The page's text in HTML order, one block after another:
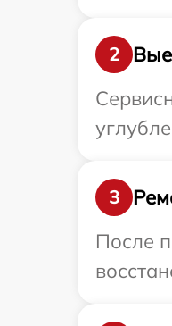
2
3
После